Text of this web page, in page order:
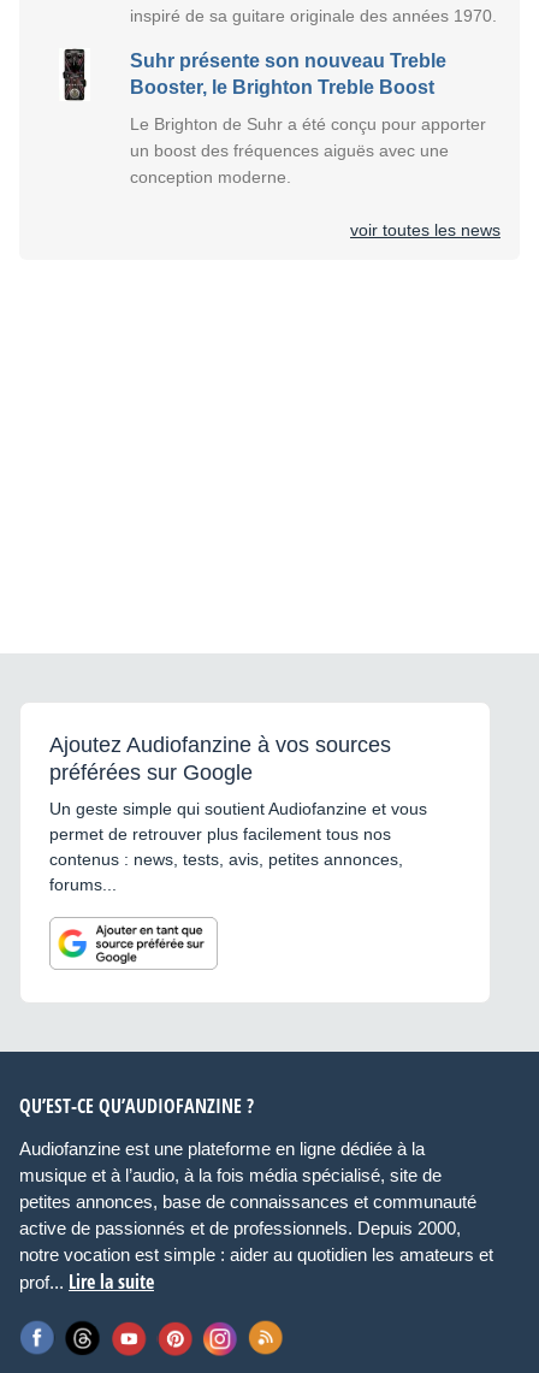
inspiré de sa guitare originale des années 1970.
Suhr présente son nouveau Treble
Booster, le Brighton Treble Boost
Le Brighton de Suhr a été conçu pour apporter
un boost des fréquences aiguës avec une
conception moderne.
voir toutes les news
Ajoutez Audiofanzine à vos sources
préférées sur Google
Un geste simple qui soutient Audiofanzine et vous
permet de retrouver plus facilement tous nos
contenus : news, tests, avis, petites annonces,
forums...
QU’EST-CE QU’AUDIOFANZINE ?
Audiofanzine est une plateforme en ligne dédiée à la
musique et à l’audio, à la fois média spécialisé, site de
petites annonces, base de connaissances et communauté
active de passionnés et de professionnels. Depuis 2000,
notre vocation est simple : aider au quotidien les amateurs et
prof... Lire la suite